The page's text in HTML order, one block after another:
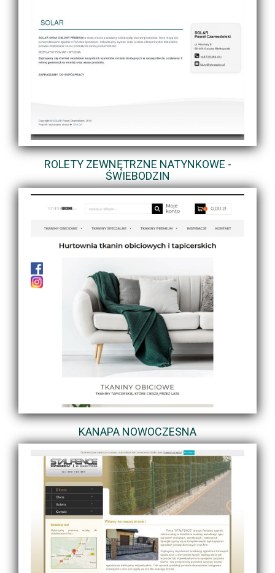
ROLETY ZEWNĘTRZNE NATYNKOWE -
ŚWIEBODZIN
KANAPA NOWOCZESNA